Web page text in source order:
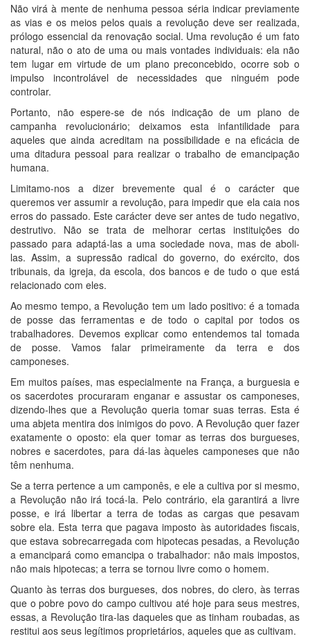
Não virá à mente de nenhuma pessoa séria indicar previamente
as vias e os meios pelos quais a revolução deve ser realizada,
prólogo essencial da renovação social. Uma revolução é um fato
natural, não o ato de uma ou mais vontades individuais: ela não
tem lugar em virtude de um plano preconcebido, ocorre sob o
impulso incontrolável de necessidades que ninguém pode
controlar.
Portanto, não espere-se de nós indicação de um plano de
campanha revolucionário; deixamos esta infantilidade para
aqueles que ainda acreditam na possibilidade e na eficácia de
uma ditadura pessoal para realizar o trabalho de emancipação
humana.
Limitamo-nos a dizer brevemente qual é o carácter que
queremos ver assumir a revolução, para impedir que ela caia nos
erros do passado. Este carácter deve ser antes de tudo negativo,
destrutivo. Não se trata de melhorar certas instituições do
passado para adaptá-las a uma sociedade nova, mas de aboli-
las. Assim, a supressão radical do governo, do exército, dos
tribunais, da igreja, da escola, dos bancos e de tudo o que está
relacionado com eles.
Ao mesmo tempo, a Revolução tem um lado positivo: é a tomada
de posse das ferramentas e de todo o capital por todos os
trabalhadores. Devemos explicar como entendemos tal tomada
de posse. Vamos falar primeiramente da terra e dos
camponeses.
Em muitos países, mas especialmente na França, a burguesia e
os sacerdotes procuraram enganar e assustar os camponeses,
dizendo-lhes que a Revolução queria tomar suas terras. Esta é
uma abjeta mentira dos inimigos do povo. A Revolução quer fazer
exatamente o oposto: ela quer tomar as terras dos burgueses,
nobres e sacerdotes, para dá-las àqueles camponeses que não
têm nenhuma.
Se a terra pertence a um camponês, e ele a cultiva por si mesmo,
a Revolução não irá tocá-la. Pelo contrário, ela garantirá a livre
posse, e irá libertar a terra de todas as cargas que pesavam
sobre ela. Esta terra que pagava imposto às autoridades fiscais,
que estava sobrecarregada com hipotecas pesadas, a Revolução
a emancipará como emancipa o trabalhador: não mais impostos,
não mais hipotecas; a terra se tornou livre como o homem.
Quanto às terras dos burgueses, dos nobres, do clero, às terras
que o pobre povo do campo cultivou até hoje para seus mestres,
essas, a Revolução tira-las daqueles que as tinham roubadas, as
restitui aos seus legítimos proprietários, aqueles que as cultivam.